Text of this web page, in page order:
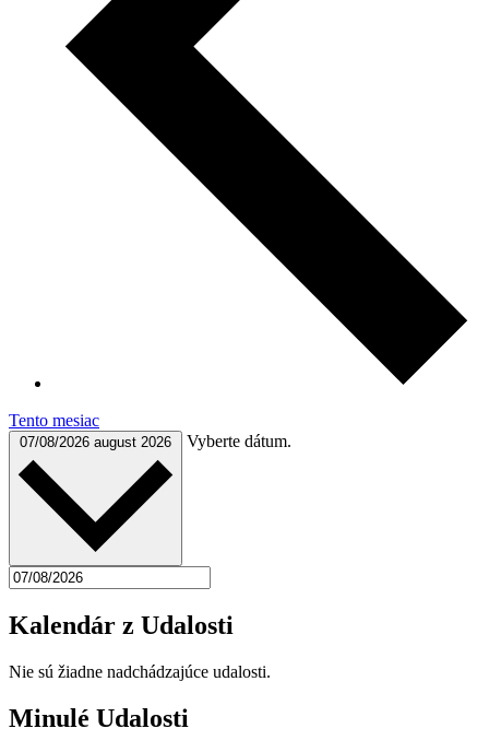
Tento mesiac
07/08/2026 august 2026 Vyberte dátum.
Kalendár z Udalosti
Nie sú žiadne nadchádzajúce udalosti.
Minulé Udalosti